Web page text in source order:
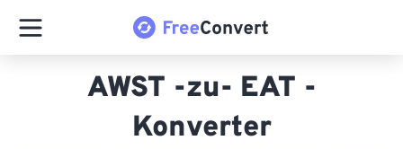
AWST -zu- EAT -
Konverter